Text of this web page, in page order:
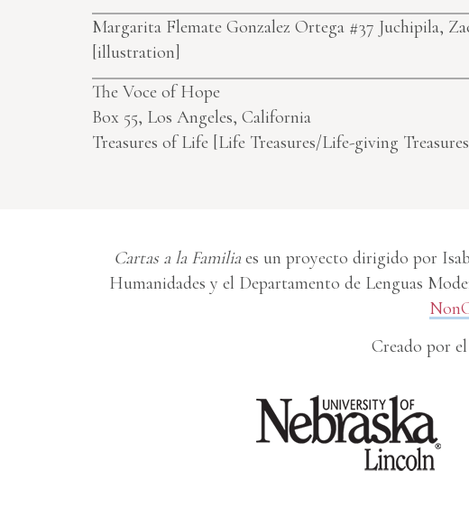
Margarita Flemate Gonzalez Ortega #37 Juchipila,
[illustration]
The Voce of Hope
Box 55, Los Angeles, California
Treasures of Life [Life Treasures/Life-giving
Cartas a la Familiaes un proyecto dirigido por
Humanidades y el Departamento de Lenguas
Creado por el